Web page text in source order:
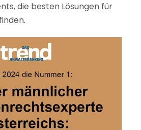
die besten Lösungen für